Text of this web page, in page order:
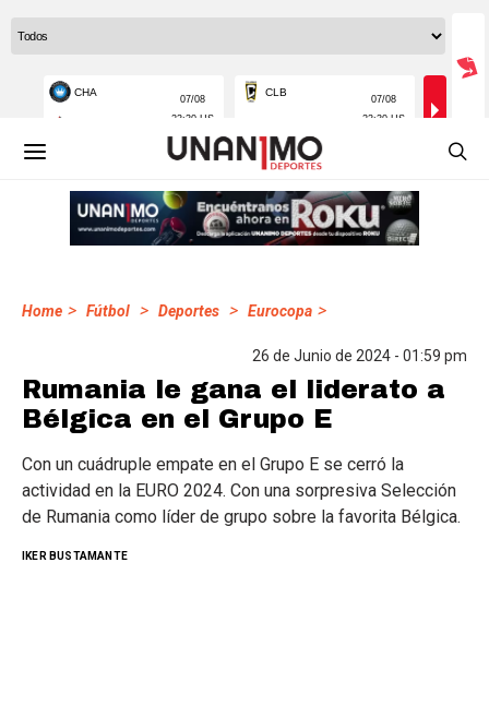
Home > Fútbol > Deportes > Eurocopa >
26 de Junio de 2024 - 01:59 pm
Rumania le gana el liderato a
Bélgica en el Grupo E
Con un cuádruple empate en el Grupo E se cerró la
actividad en la EURO 2024. Con una sorpresiva Selección
de Rumania como líder de grupo sobre la favorita Bélgica.
IKER BUSTAMANTE